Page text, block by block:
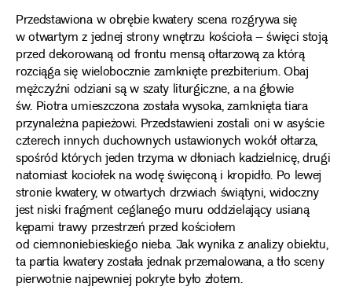
Przedstawiona w obrębie kwatery scena rozgrywa się
w otwartym z jednej strony wnętrzu kościoła – święci stoją
przed dekorowaną od frontu mensą ołtarzową za którą
rozciąga się wielobocznie zamknięte prezbiterium. Obaj
mężczyźni odziani są w szaty liturgiczne, a na głowie
św. Piotra umieszczona została wysoka, zamknięta tiara
przynależna papieżowi. Przedstawieni zostali oni w asyście
czterech innych duchownych ustawionych wokół ołtarza,
spośród których jeden trzyma w dłoniach kadzielnicę, drugi
natomiast kociołek na wodę święconą i kropidło. Po lewej
stronie kwatery, w otwartych drzwiach świątyni, widoczny
jest niski fragment ceglanego muru oddzielający usianą
kępami trawy przestrzeń przed kościołem
od ciemnoniebieskiego nieba. Jak wynika z analizy obiektu,
ta partia kwatery została jednak przemalowana, a tło sceny
pierwotnie najpewniej pokryte było złotem.